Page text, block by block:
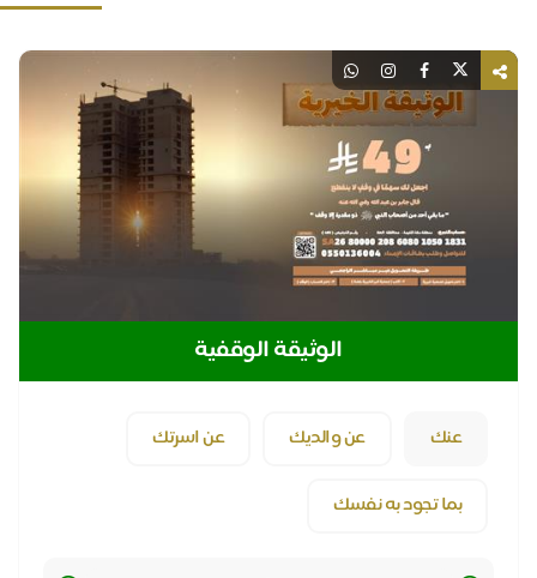
الوثيقة الوقفية
عنك عن والديك عن اسرتك
بما تجود به نفسك